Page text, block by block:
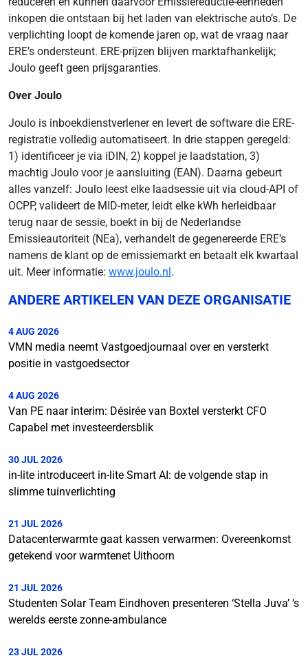
inkopen die ontstaan bij het laden van elektrische auto’s. De
verplichting loopt de komende jaren op, wat de vraag naar
ERE’s ondersteunt. ERE-prijzen blijven marktafhankelijk;
Joulo geeft geen prijsgaranties.
Over Joulo
Joulo is inboekdienstverlener en levert de software die ERE-
registratie volledig automatiseert. In drie stappen geregeld:
1) identificeer je via iDIN, 2) koppel je laadstation, 3)
machtig Joulo voor je aansluiting (EAN). Daarna gebeurt
alles vanzelf: Joulo leest elke laadsessie uit via cloud-API of
OCPP, valideert de MID-meter, leidt elke kWh herleidbaar
terug naar de sessie, boekt in bij de Nederlandse
Emissieautoriteit (NEa), verhandelt de gegenereerde ERE’s
namens de klant op de emissiemarkt en betaalt elk kwartaal
uit. Meer informatie: www.joulo.nl.
ANDERE ARTIKELEN VAN DEZE ORGANISATIE
4 AUG 2026
VMN media neemt Vastgoedjournaal over en versterkt
positie in vastgoedsector
4 AUG 2026
Van PE naar interim: Désirée van Boxtel versterkt CFO
Capabel met investeerdersblik
30 JUL 2026
in-lite introduceert in-lite Smart AI: de volgende stap in
slimme tuinverlichting
21 JUL 2026
Datacenterwarmte gaat kassen verwarmen: Overeenkomst
getekend voor warmtenet Uithoorn
21 JUL 2026
Studenten Solar Team Eindhoven presenteren ‘Stella Juva’ ’s
werelds eerste zonne-ambulance
23 JUL 2026